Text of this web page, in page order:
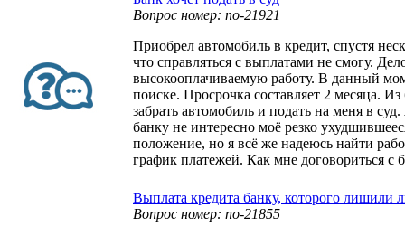
Вопрос номер: no-21921
Приобрел автомобиль в кредит, спустя
что справляться с выплатами не смогу.
высокооплачиваемую работу. В данный
поиске. Просрочка составляет 2 месяца. Из
забрать автомобиль и подать на меня в
банку не интересно моё резко
положение, но я всё же надеюсь найти
график платежей. Как мне договориться с
Выплата кредита банку, которого лишили
Вопрос номер: no-21855